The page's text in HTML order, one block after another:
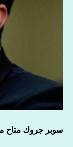
سوبر جروك متاح